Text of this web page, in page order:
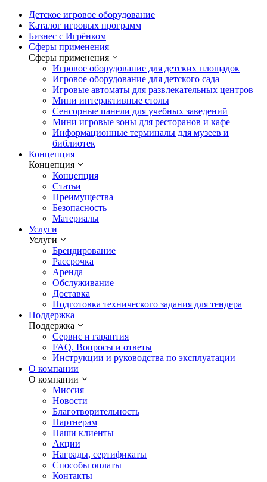
Детское игровое оборудование
Каталог игровых программ
Бизнес с Игрёнком
Сферы применения
Сферы применения
Игровое оборудование для детских площадок
Игровое оборудование для детского сада
Игровые автоматы для развлекательных центров
Мини интерактивные столы
Сенсорные панели для учебных заведений
Мини игровые зоны для ресторанов и кафе
Информационные терминалы для музеев и
библиотек
Концепция
Концепция
Концепция
Статьи
Преимущества
Безопасность
Материалы
Услуги
Услуги
Брендирование
Рассрочка
Аренда
Обслуживание
Доставка
Подготовка технического задания для тендера
Поддержка
Поддержка
Сервис и гарантия
FAQ. Вопросы и ответы
Инструкции и руководства по эксплуатации
О компании
О компании
Миссия
Новости
Благотворительность
Партнерам
Наши клиенты
Акции
Награды, сертификаты
Способы оплаты
Контакты